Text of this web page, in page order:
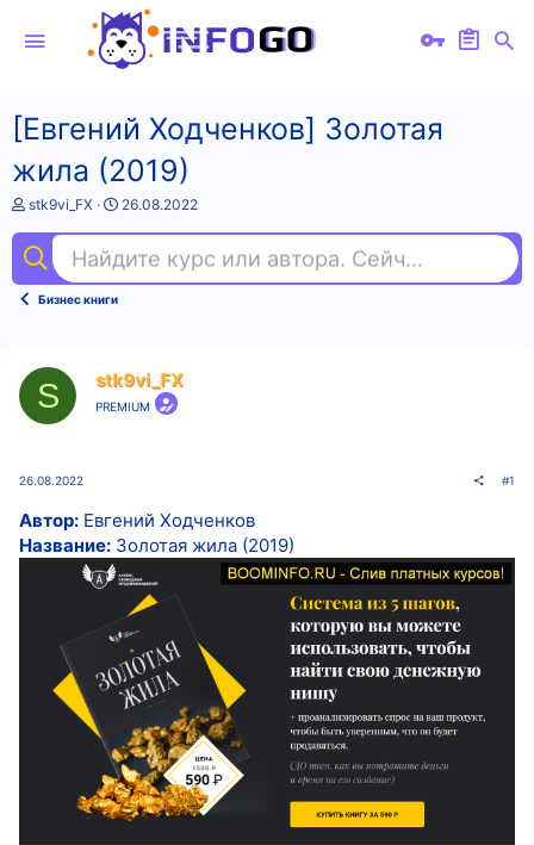
[Евгений Ходченков] Золотая
жила (2019)
А
т
о
т
stk9vi_FX
Д
а
н
а
26.08.2022
Найдите курс или автора. Сейчас ищут
Бизнес книги
S stk9vi_FX
PREMIUM
26.08.2022 #1
Автор: Евгений Ходченков
Название: Золотая жила (2019)